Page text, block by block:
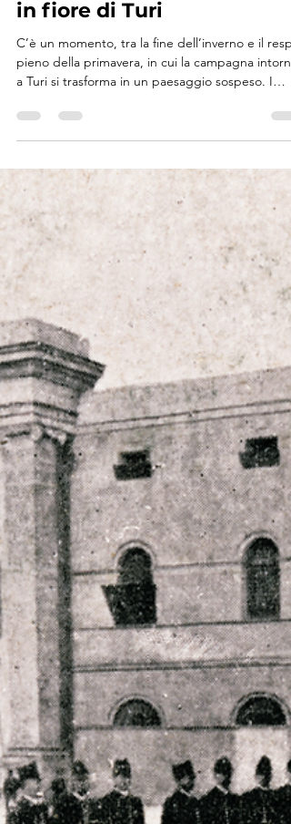
TuriBorgoAntico
14 apr
Tempo di lettura: 2 min
TURI RACCONTA
Dove fiorisce la memoria:
la Passeggiata tra i ciliegi
in fiore di Turi
C’è un momento, tra la fine dell’inverno e il
pieno della primavera, in cui la campagna intorno
a Turi si trasforma in un paesaggio sospeso. I
ciliegi si accendono di bianco, l’aria si fa più
leggera e il tempo sembra rallentare, come se
attendesse qualcosa. È proprio in questo spazio,
fragile e luminoso, che ogni anno prende vita la
“Passeggiata tra i ciliegi in fiore”, un rito
che va oltre l’evento e diventa memoria